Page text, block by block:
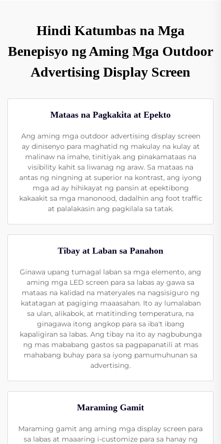
Hindi Katumbas na Mga
Benepisyo ng Aming Mga Outdoor
Advertising Display Screen
Mataas na Pagkakita at Epekto
Ang aming mga outdoor advertising display screen
ay dinisenyo para maghatid ng makulay na kulay at
malinaw na imahe, tinitiyak ang pinakamataas na
visibility kahit sa liwanag ng araw. Sa mataas na
antas ng ningning at superior na kontrast, ang iyong
mga ad ay hihikayat ng pansin at epektibong
kakaakit sa mga manonood, dadalhin ang foot traffic
at palalakasin ang pagkilala sa tatak.
Tibay at Laban sa Panahon
Ginawa upang tumagal laban sa mga elemento, ang
aming mga LED screen para sa labas ay gawa sa
mataas na kalidad na materyales na nagsisiguro ng
katatagan at pagiging maaasahan. Ito ay lumalaban
sa ulan, alikabok, at matitinding temperatura, na
ginagawa itong angkop para sa iba't ibang
kapaligiran sa labas. Ang tibay na ito ay nagbubunga
ng mas mababang gastos sa pagpapanatili at mas
mahabang buhay para sa iyong pamumuhunan sa
advertising.
Maraming Gamit
Maraming gamit ang aming mga display screen para
sa labas at maaaring i-customize para sa hanay ng